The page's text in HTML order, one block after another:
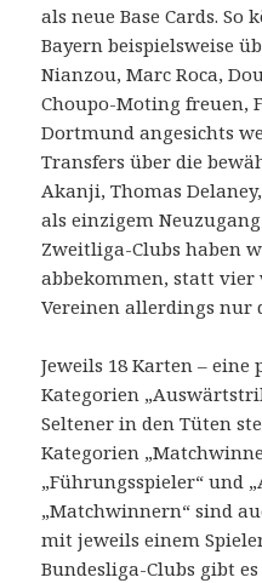
als neue Base Cards. So
Bayern beispielsweise
Nianzou, Marc Roca,
Choupo-Moting freuen,
Dortmund angesichts
Transfers über die
Akanji, Thomas
als einzigem
Zweitliga-Clubs haben
abbekommen, statt vier
Vereinen allerdings nur
Jeweils 18 Karten – eine
Kategorien
Seltener in den Tüten
Kategorien
„Führungsspieler“ und
„Matchwinnern“ sind
mit jeweils einem
Bundesliga-Clubs gibt